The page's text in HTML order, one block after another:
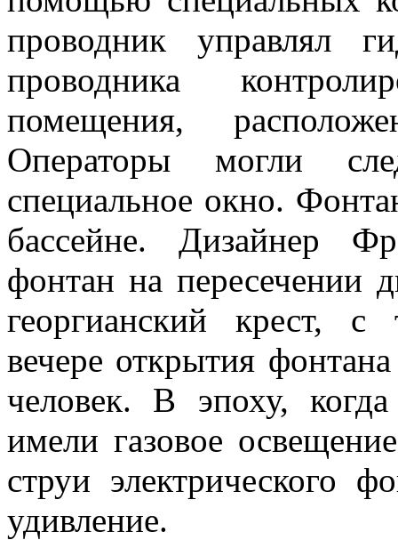
проводник управлял
проводника
помещения,
Операторы могли
специальное окно.
бассейне. Дизайнер
фонтан на пересечении
георгианский крест,
вечере открытия
человек. В эпоху,
имели газовое
струи электрического
удивление.